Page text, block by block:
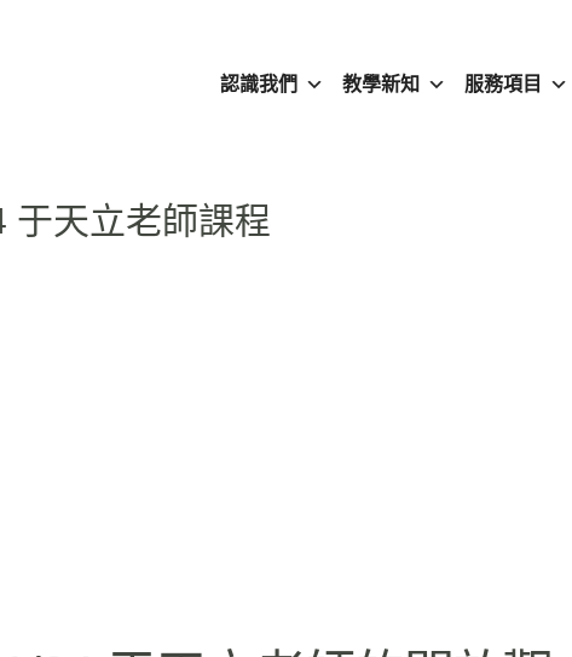
認識我們 教學新知 服務項目
于天立老師課程